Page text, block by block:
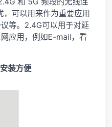
可以用来作为重要应用
等。2.4G可以用于对延
应用，例如E-mail，看
装方便